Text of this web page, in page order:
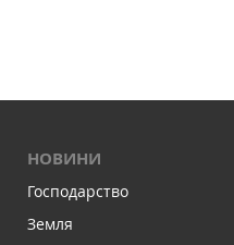
НОВИНИ
Господарство
Земля